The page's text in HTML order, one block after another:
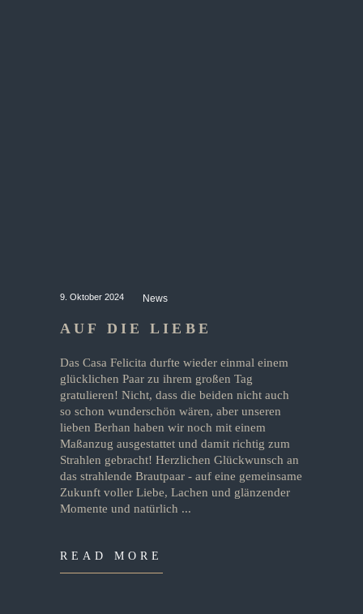
9. Oktober 2024 News
AUF DIE LIEBE
Das Casa Felicita durfte wieder einmal einem
glücklichen Paar zu ihrem großen Tag
gratulieren! Nicht, dass die beiden nicht auch
so schon wunderschön wären, aber unseren
lieben Berhan haben wir noch mit einem
Maßanzug ausgestattet und damit richtig zum
Strahlen gebracht! Herzlichen Glückwunsch an
das strahlende Brautpaar - auf eine gemeinsame
Zukunft voller Liebe, Lachen und glänzender
Momente und natürlich
READ MORE